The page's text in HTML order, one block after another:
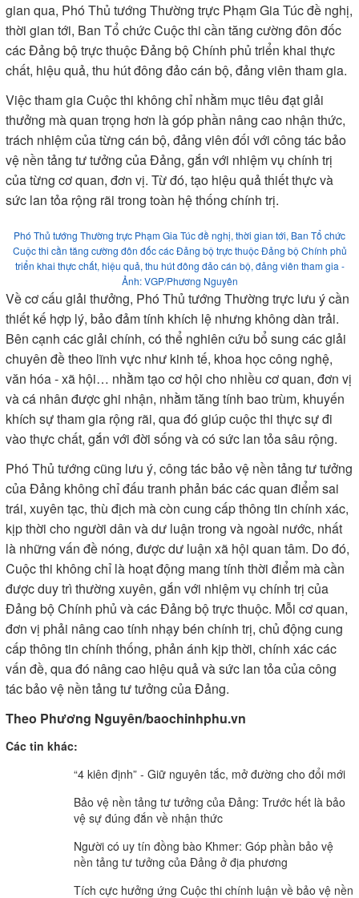
gian qua, Phó Thủ tướng Thường trực Phạm Gia Túc đề nghị,
thời gian tới, Ban Tổ chức Cuộc thi cần tăng cường đôn đốc
các Đảng bộ trực thuộc Đảng bộ Chính phủ triển khai thực
chất, hiệu quả, thu hút đông đảo cán bộ, đảng viên tham gia.
Việc tham gia Cuộc thi không chỉ nhằm mục tiêu đạt giải
thưởng mà quan trọng hơn là góp phần nâng cao nhận thức,
trách nhiệm của từng cán bộ, đảng viên đối với công tác bảo
vệ nền tảng tư tưởng của Đảng, gắn với nhiệm vụ chính trị
của từng cơ quan, đơn vị. Từ đó, tạo hiệu quả thiết thực và
sức lan tỏa rộng rãi trong toàn hệ thống chính trị.
Phó Thủ tướng Thường trực Phạm Gia Túc đề nghị, thời gian tới, Ban Tổ chức
Cuộc thi cần tăng cường đôn đốc các Đảng bộ trực thuộc Đảng bộ Chính phủ
triển khai thực chất, hiệu quả, thu hút đông đảo cán bộ, đảng viên tham gia -
Ảnh: VGP/Phương Nguyên
Về cơ cấu giải thưởng, Phó Thủ tướng Thường trực lưu ý cần
thiết kế hợp lý, bảo đảm tính khích lệ nhưng không dàn trải.
Bên cạnh các giải chính, có thể nghiên cứu bổ sung các giải
chuyên đề theo lĩnh vực như kinh tế, khoa học công nghệ,
văn hóa - xã hội… nhằm tạo cơ hội cho nhiều cơ quan, đơn vị
và cá nhân được ghi nhận, nhằm tăng tính bao trùm, khuyến
khích sự tham gia rộng rãi, qua đó giúp cuộc thi thực sự đi
vào thực chất, gắn với đời sống và có sức lan tỏa sâu rộng.
Phó Thủ tướng cũng lưu ý, công tác bảo vệ nền tảng tư tưởng
của Đảng không chỉ đấu tranh phản bác các quan điểm sai
trái, xuyên tạc, thù địch mà còn cung cấp thông tin chính xác,
kịp thời cho người dân và dư luận trong và ngoài nước, nhất
là những vấn đề nóng, được dư luận xã hội quan tâm. Do đó,
Cuộc thi không chỉ là hoạt động mang tính thời điểm mà cần
được duy trì thường xuyên, gắn với nhiệm vụ chính trị của
Đảng bộ Chính phủ và các Đảng bộ trực thuộc. Mỗi cơ quan,
đơn vị phải nâng cao tính nhạy bén chính trị, chủ động cung
cấp thông tin chính thống, phản ánh kịp thời, chính xác các
vấn đề, qua đó nâng cao hiệu quả và sức lan tỏa của công
tác bảo vệ nền tảng tư tưởng của Đảng.
Theo Phương Nguyên/baochinhphu.vn
Các tin khác:
“4 kiên định” - Giữ nguyên tắc, mở đường cho đổi mới
Bảo vệ nền tảng tư tưởng của Đảng: Trước hết là bảo
vệ sự đúng đắn về nhận thức
Người có uy tín đồng bào Khmer: Góp phần bảo vệ
nền tảng tư tưởng của Đảng ở địa phương
Tích cực hưởng ứng Cuộc thi chính luận về bảo vệ nền